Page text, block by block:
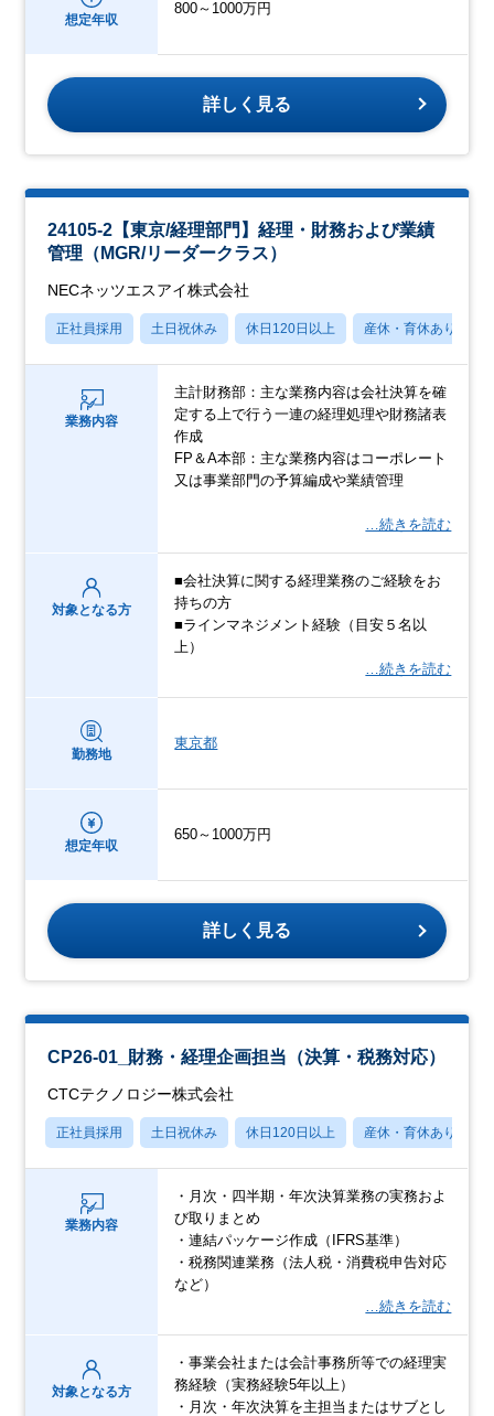
想定年収
800～1000万円
詳しく見る
24105-2【東京/経理部門】経理・財務および業績
管理（MGR/リーダークラス）
NECネッツエスアイ株式会社
正社員採用 土日祝休み 休日120日以上 産休・育休あり
業務内容
主計財務部：主な業務内容は会社決算を確
定する上で行う一連の経理処理や財務諸表
作成
FP＆A本部：主な業務内容はコーポレート
又は事業部門の予算編成や業績管理
…続きを読む
対象となる方
■会社決算に関する経理業務のご経験をお
持ちの方
■ラインマネジメント経験（目安５名以
上）
…続きを読む
勤務地
東京都
想定年収
650～1000万円
詳しく見る
CP26-01_財務・経理企画担当（決算・税務対応）
CTCテクノロジー株式会社
正社員採用 土日祝休み 休日120日以上 産休・育休あり
業務内容
・月次・四半期・年次決算業務の実務およ
び取りまとめ
・連結パッケージ作成（IFRS基準）
・税務関連業務（法人税・消費税申告対応
など）
…続きを読む
対象となる方
・事業会社または会計事務所等での経理実
務経験（実務経験5年以上）
・月次・年次決算を主担当またはサブとし